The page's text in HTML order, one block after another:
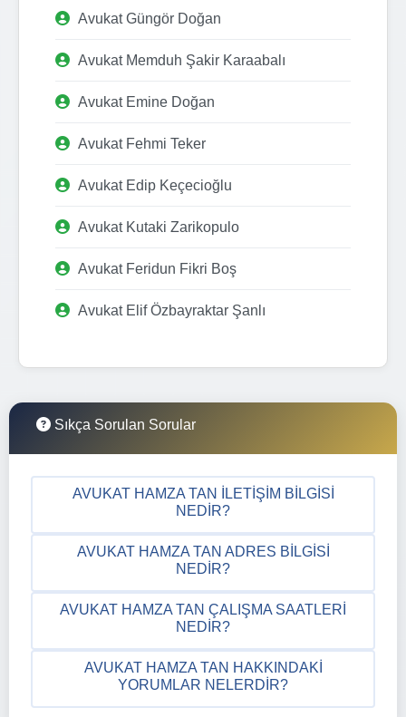
Avukat Güngör Doğan
Avukat Memduh Şakir Karaabalı
Avukat Emine Doğan
Avukat Fehmi Teker
Avukat Edip Keçecioğlu
Avukat Kutaki Zarikopulo
Avukat Feridun Fikri Boş
Avukat Elif Özbayraktar Şanlı
Sıkça Sorulan Sorular
AVUKAT HAMZA TAN İLETIŞIM BILGISI
NEDIR?
AVUKAT HAMZA TAN ADRES BILGISI
NEDIR?
AVUKAT HAMZA TAN ÇALIŞMA SAATLERI
NEDIR?
AVUKAT HAMZA TAN HAKKINDAKI
YORUMLAR NELERDIR?